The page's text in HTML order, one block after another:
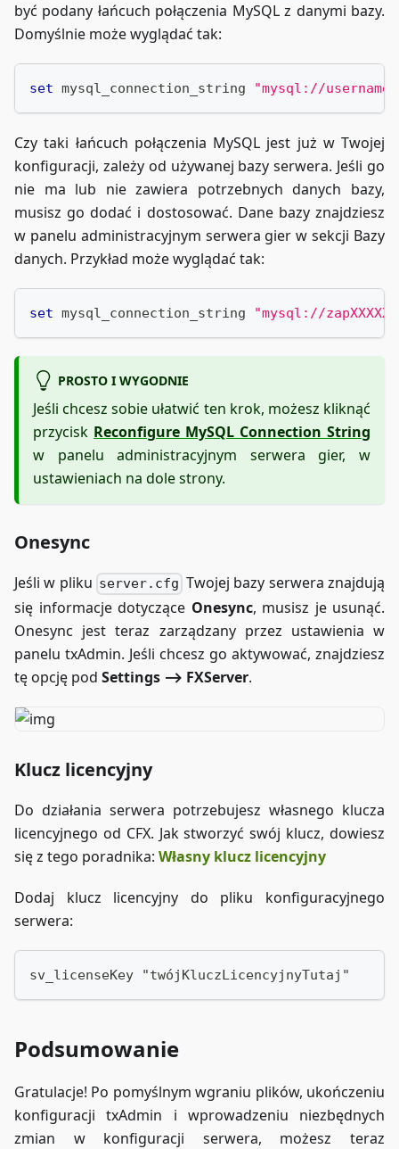
być podany łańcuch połączenia MySQL z danymi bazy.
Domyślnie może wyglądać tak:
set mysql_connection_string "mysql://
Czy taki łańcuch połączenia MySQL jest już w Twojej
konfiguracji, zależy od używanej bazy serwera. Jeśli go
nie ma lub nie zawiera potrzebnych danych bazy,
musisz go dodać i dostosować. Dane bazy znajdziesz
w panelu administracyjnym serwera gier w sekcji Bazy
danych. Przykład może wyglądać tak:
set mysql_connection_string "mysql://
PROSTO I WYGODNIE
Jeśli chcesz sobie ułatwić ten krok, możesz kliknąć
przycisk Reconfigure MySQL Connection String
w panelu administracyjnym serwera gier, w
ustawieniach na dole strony.
Onesync
Jeśli w pliku server.cfg Twojej bazy serwera znajdują
się informacje dotyczące Onesync, musisz je usunąć.
Onesync jest teraz zarządzany przez ustawienia w
panelu txAdmin. Jeśli chcesz go aktywować, znajdziesz
tę opcję pod Settings ⟶ FXServer.
Klucz licencyjny
Do działania serwera potrzebujesz własnego klucza
licencyjnego od CFX. Jak stworzyć swój klucz, dowiesz
się z tego poradnika: Własny klucz licencyjny
Dodaj klucz licencyjny do pliku konfiguracyjnego
serwera:
sv_licenseKey "twójKluczLicencyjnyTutaj"
Podsumowanie
Gratulacje! Po pomyślnym wgraniu plików, ukończeniu
konfiguracji txAdmin i wprowadzeniu niezbędnych
zmian w konfiguracji serwera, możesz teraz